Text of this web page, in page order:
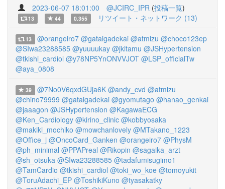
2023-06-07 18:01:00 @JCIRC_IPR (投稿一覧)
13 44 0.355 リツイート・ネットワーク (13)
13 @orangeiro7 @gataigadekai @atmizu @choco123ep
@SIwa23288585 @yuuuukay @jkitamu @JSHypertension
@tkishi_cardiol @y78NP5YnONVVJOT @LSP_officialTw
@aya_0808
39 @7No0V6qxdGUja6K @andy_cvd @atmizu
@chino79999 @gataigadekai @gyomutago @hanao_genkai
@jaaagon @JSHypertension @KagawaECG
@Ken_Cardiology @kirino_clinic @kobbyosaka
@makiki_mochiko @mowchanlovely @MTakano_1223
@Office_j @OncoCard_Ganken @orangeiro7 @PhysM
@ph_minimal @PPAPreal @Rikopin @sagaika_arzt
@sh_otsuka @SIwa23288585 @tadafumisugimo1
@TamCardio @tkishi_cardiol @toki_wo_koe @tomoyukit
@ToruAdachi_EP @ToshikiKuno @tyasakatky